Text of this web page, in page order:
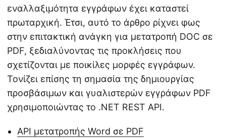
εναλλαξιμότητα εγγράφων έχει καταστεί
πρωταρχική. Έτσι, αυτό το άρθρο ρίχνει φως
στην επιτακτική ανάγκη για μετατροπή DOC σε
PDF, ξεδιαλύνοντας τις προκλήσεις που
σχετίζονται με ποικίλες μορφές εγγράφων.
Τονίζει επίσης τη σημασία της δημιουργίας
προσβάσιμων και γυαλιστερών εγγράφων PDF
χρησιμοποιώντας το .NET REST API.
API μετατροπής Word σε PDF